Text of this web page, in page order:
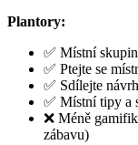
Plantory:
✅ Místní
✅ Ptejte se
✅ Sdílejte
✅ Místní tipy a
❌ Méně
zábavu)